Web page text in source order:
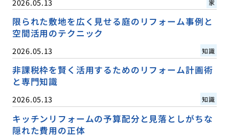
家
限られた敷地を広く見せる庭のリフォーム事例と
空間活用のテクニック
2026.05.13 知識
非課税枠を賢く活用するためのリフォーム計画術
と専門知識
2026.05.13 知識
キッチンリフォームの予算配分と見落としがちな
隠れた費用の正体